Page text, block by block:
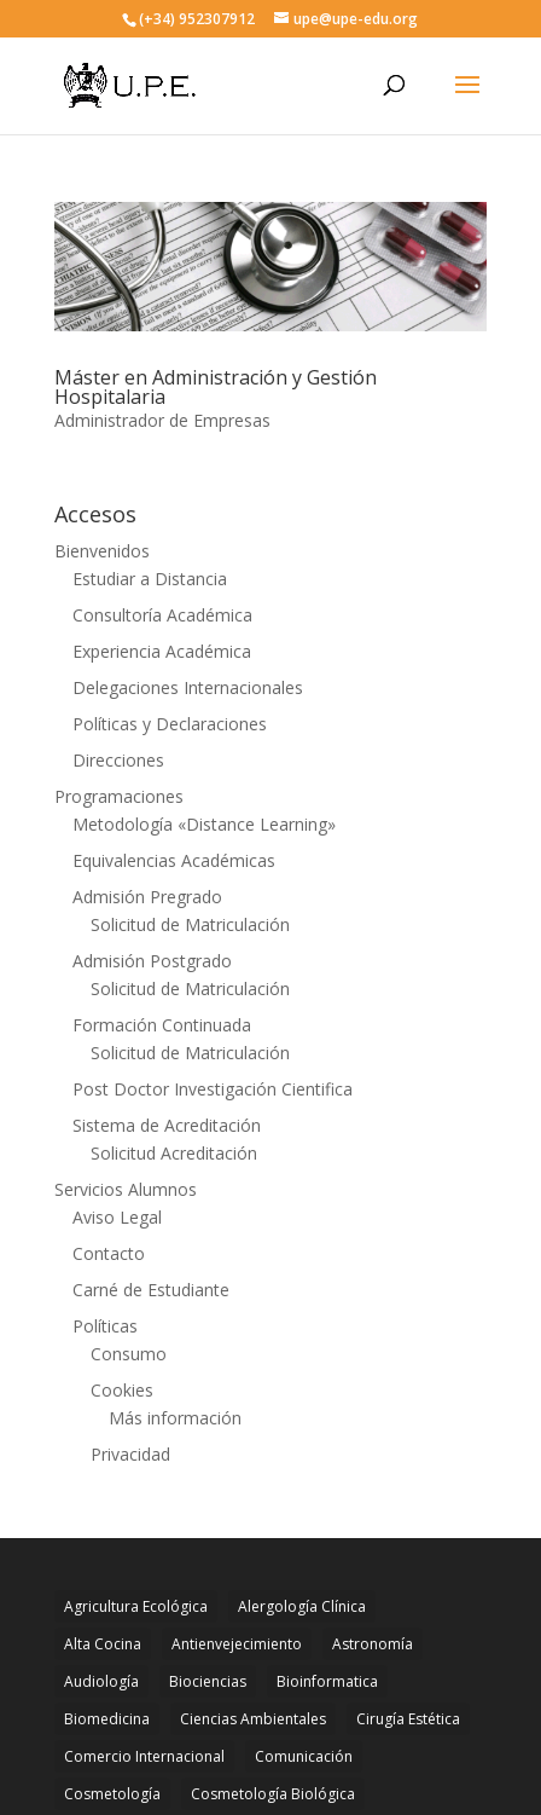
(+34) 952307912 upe@upe-edu.org
Máster en Administración y Gestión
Hospitalaria
Administrador de Empresas
Accesos
Bienvenidos
Estudiar a Distancia
Consultoría Académica
Experiencia Académica
Delegaciones Internacionales
Políticas y Declaraciones
Direcciones
Programaciones
Metodología «Distance Learning»
Equivalencias Académicas
Admisión Pregrado
Solicitud de Matriculación
Admisión Postgrado
Solicitud de Matriculación
Formación Continuada
Solicitud de Matriculación
Post Doctor Investigación Cientifica
Sistema de Acreditación
Solicitud Acreditación
Servicios Alumnos
Aviso Legal
Contacto
Carné de Estudiante
Políticas
Consumo
Cookies
Más información
Privacidad
Agricultura Ecológica
Alergología Clínica
Alta Cocina
Antienvejecimiento
Astronomía
Audiología
Biociencias
Bioinformatica
Biomedicina
Ciencias Ambientales
Cirugía Estética
Comercio Internacional
Comunicación
Cosmetología
Cosmetología Biológica